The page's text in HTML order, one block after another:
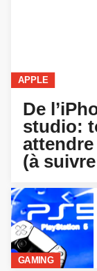
APPLE
De
studio:
attendre
(à
GAMING